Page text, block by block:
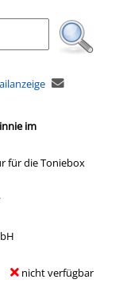
im
für die Toniebox
nicht verfügbar